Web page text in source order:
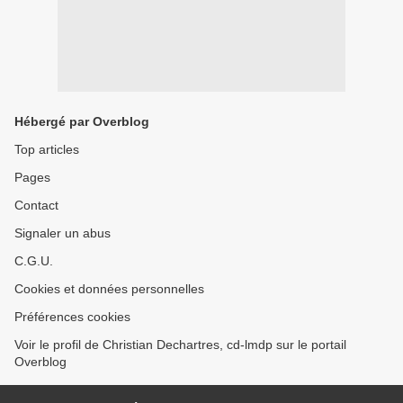
Hébergé par Overblog
Top articles
Pages
Contact
Signaler un abus
C.G.U.
Cookies et données personnelles
Préférences cookies
Voir le profil de Christian Dechartres, cd-lmdp sur le portail
Overblog